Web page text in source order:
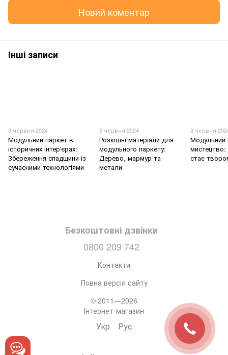
Новий коментар
Інші записи
3 червня 2024
Модульний паркет в
історичних інтер'єрах:
Збереження спадщини із
сучасними технологіями
3 червня 2024
Розкішні матеріали для
модульного паркету:
Дерево, мармур та
метали
3 червня
Модульний
мистецтво:
стає
Безкоштовні дзвінки
0800 209 742
Контакти
Повна версія сайту
© 2011—2026
Інтернет-магазин
Укр Рус